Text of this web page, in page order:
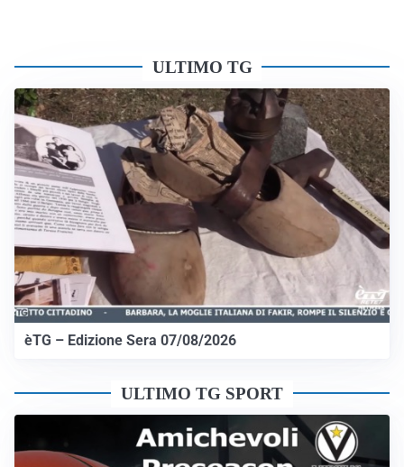
ULTIMO TG
èTG – Edizione Sera 07/08/2026
ULTIMO TG SPORT